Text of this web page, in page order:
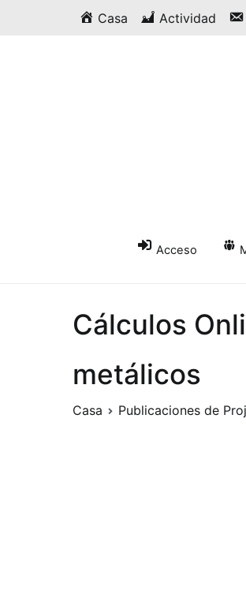
Casa Actividad
Acceso
Cálculos
metálicos
Casa Publicaciones de